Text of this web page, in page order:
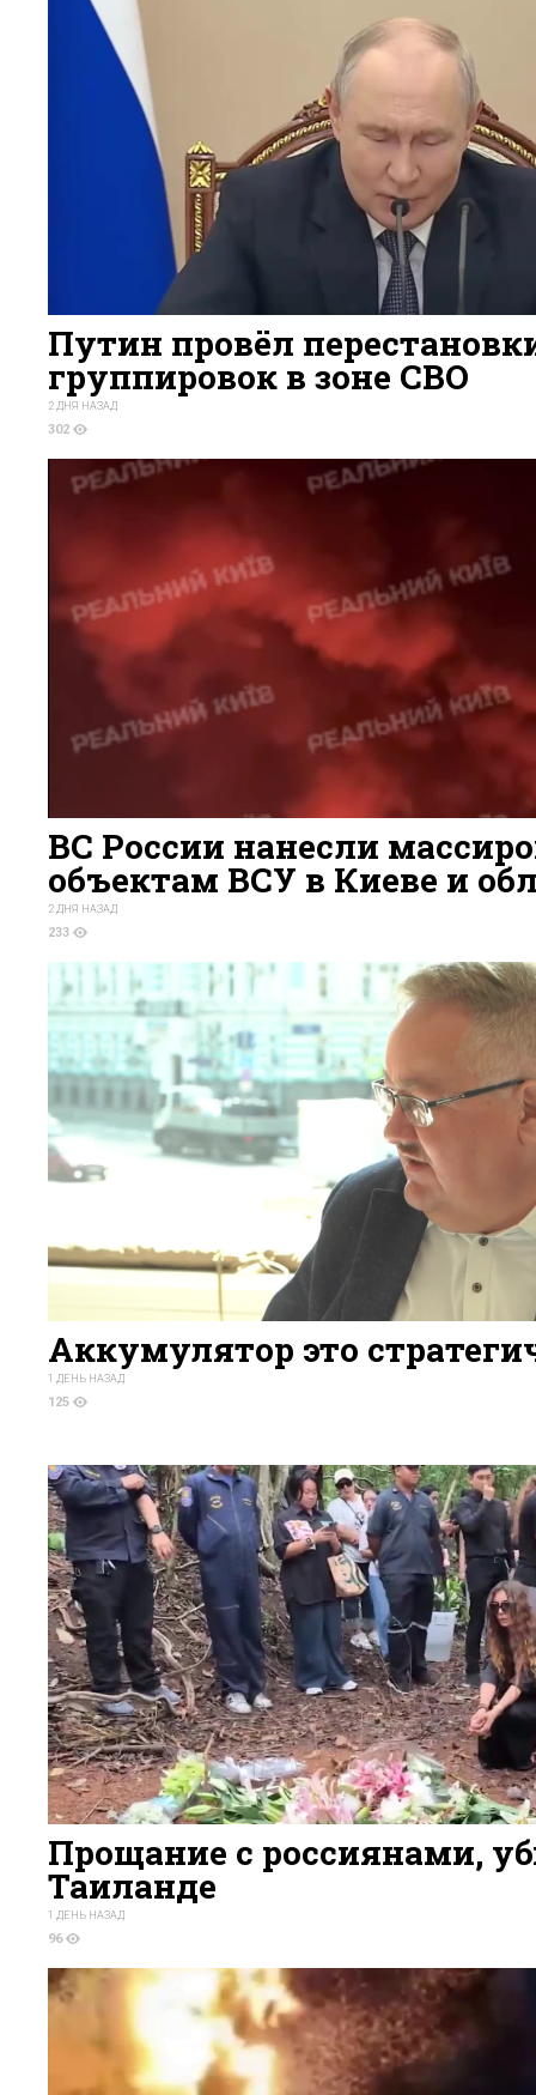
Путин провёл
группировок в зоне СВО
2 ДНЯ НАЗАД
302
ВС России нанесли
объектам ВСУ в Киеве и
2 ДНЯ НАЗАД
233
Аккумулятор это
1 ДЕНЬ НАЗАД
125
Прощание с россиянами,
Таиланде
1 ДЕНЬ НАЗАД
96